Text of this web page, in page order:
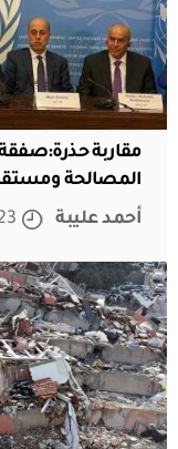
مقاربة
المصالحة
أحمد عليبة